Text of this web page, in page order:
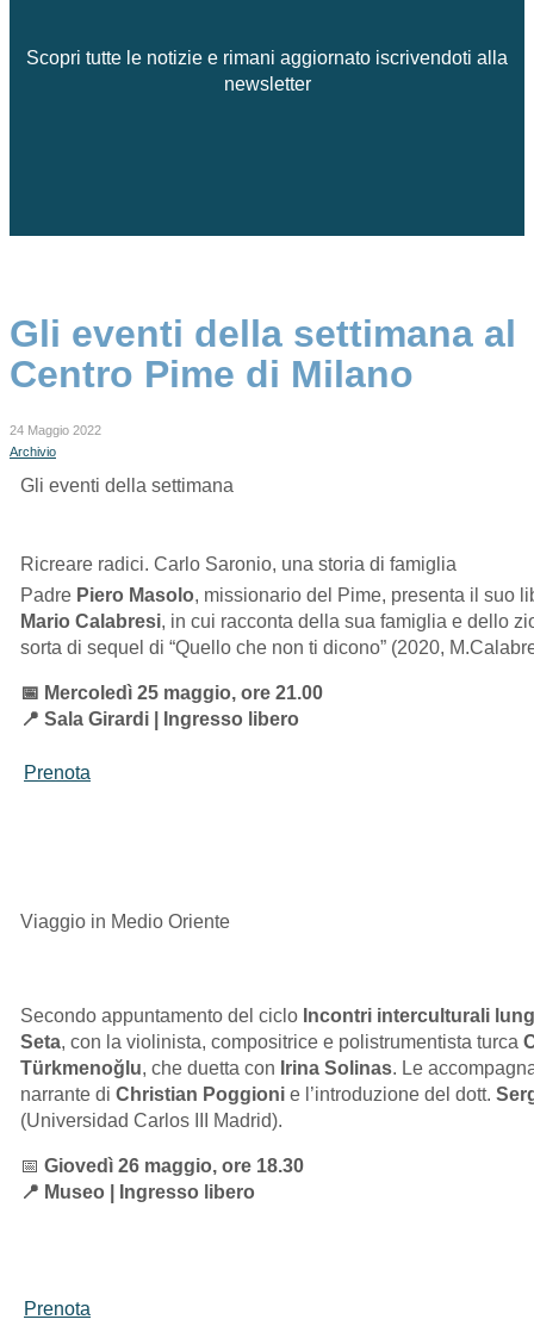
Scopri tutte le notizie e rimani aggiornato iscrivendoti alla
newsletter
Gli eventi della settimana al
Centro Pime di Milano
24 Maggio 2022
Archivio
Gli eventi della settimana
Ricreare radici. Carlo Saronio, una storia di famiglia
Padre Piero Masolo, missionario del Pime, presenta il suo
Mario Calabresi, in cui racconta della sua famiglia e dello
sorta di sequel di “Quello che non ti dicono” (2020,
📅 Mercoledì 25 maggio, ore 21.00
📍 Sala Girardi | Ingresso libero
Prenota
Viaggio in Medio Oriente
Secondo appuntamento del ciclo Incontri interculturali
Seta, con la violinista, compositrice e polistrumentista turca
Türkmenoğlu, che duetta con Irina Solinas. Le
narrante di Christian Poggioni e l’introduzione del dott.
(Universidad Carlos III Madrid).
📅 Giovedì 26 maggio, ore 18.30
📍 Museo | Ingresso libero
Prenota